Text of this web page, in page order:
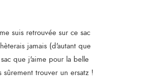
suis retrouvée sur ce sac
jamais (d'autant que
que j'aime pour la belle
trouver un ersatz !